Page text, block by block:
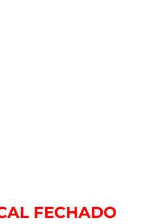
FECHADO